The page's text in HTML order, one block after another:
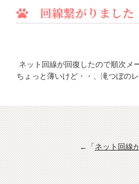
回線繋がりました
ネット回線が回復したので順次メ
ちょっと薄いけど・・、滝つぼの
←「ネット回線